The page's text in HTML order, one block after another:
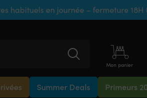
habituels en journée – fermeture 18H
Mon panier
Summer Deals Primeurs